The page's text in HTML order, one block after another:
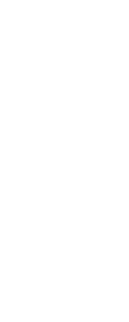
(Sunflower) Seed
Sodium
Castor Oil Lonicera
Baicalensis
Sinensis Leaf
Biloba Leaf